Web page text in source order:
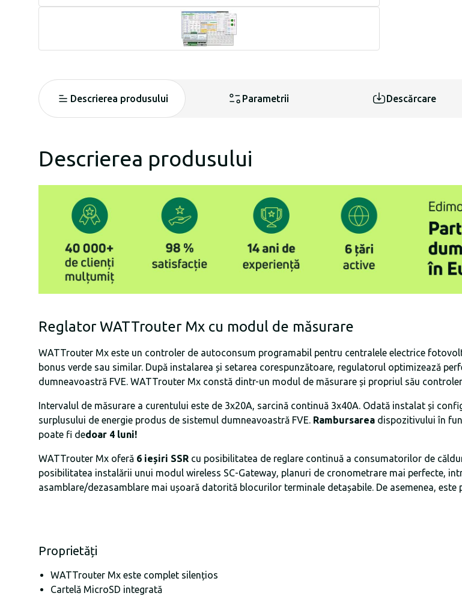
Descrierea produsului Parametrii Descărcare
Descrierea produsului
Reglator WATTrouter Mx cu modul de măsurare
WATTrouter Mx este un controler de autoconsum programabil pentru centralele electrice
bonus verde sau similar. După instalarea și setarea corespunzătoare, regulatorul optimizează
dumneavoastră FVE. WATTrouter Mx constă dintr-un modul de măsurare și propriul său controler.
Intervalul de măsurare a curentului este de 3x20A, sarcină continuă 3x40A. Odată instalat și
surplusului de energie produs de sistemul dumneavoastră FVE. Rambursarea dispozitivului în
poate fi dedoar 4 luni!
WATTrouter Mx oferă 6 ieșiri SSR cu posibilitatea de reglare continuă a consumatorilor de
posibilitatea instalării unui modul wireless SC-Gateway, planuri de cronometrare mai perfecte,
asamblare/dezasamblare mai ușoară datorită blocurilor terminale detașabile. De asemenea,
Proprietăți
WATTrouter Mx este complet silențios
Cartelă MicroSD integrată